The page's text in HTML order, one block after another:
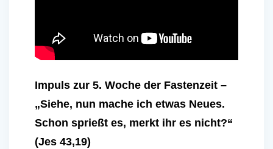
Impuls zur 5. Woche der Fastenzeit –
„Siehe, nun mache ich etwas Neues.
Schon sprießt es, merkt ihr es nicht?“
(Jes 43,19)